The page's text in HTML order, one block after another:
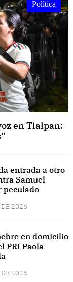
Política
en Tlalpan:
entrada a otro
Samuel
peculado
DE 2026
en domicilio
PRI Paola
DE 2026